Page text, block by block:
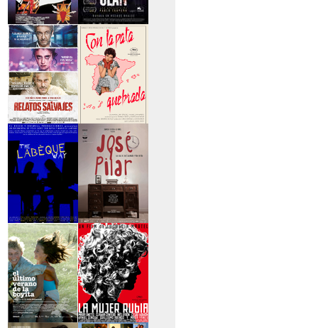
>Entre tinieblas >El Clan
>Relatos Salvajes
>Con la pata
quebrada
>The Labèque Way >José y Pilar